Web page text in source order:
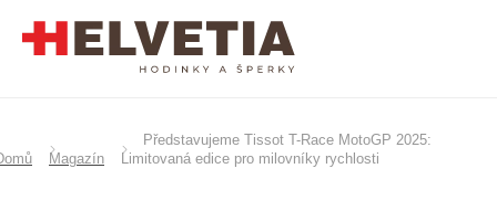
Magazín
Představujeme Tissot T-Race MotoGP 2025:
Limitovaná edice pro milovníky rychlosti